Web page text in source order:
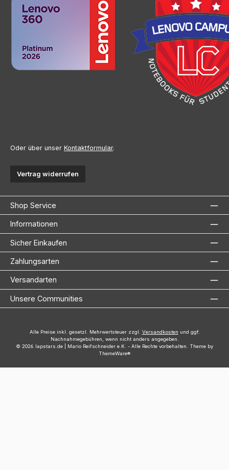
Oder über unser Kontaktformular.
Vertrag widerrufen
Shop Service
Informationen
Sicher Einkaufen
Zahlungsarten
Versandarten
Unsere Communities
Alle Preise inkl. gesetzl. Mehrwertsteuer zzgl. Versandkosten und ggf.
Nachnahmegebühren, wenn nicht anders angegeben.
© 2026 lapstars.de | Mario Reifschneider e.K. - Alle Rechte vorbehalten. Theme by
ThemeWare®